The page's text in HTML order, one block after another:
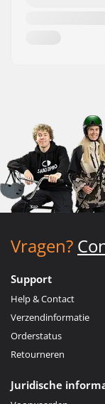
Vragen?
Support
Help & Contact
Verzendinformatie
Orderstatus
Retourneren
Juridische